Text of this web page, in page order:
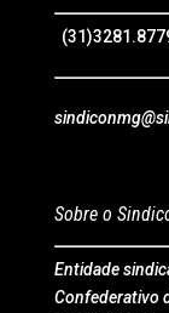
Sobre o
Entidade
Confederativo